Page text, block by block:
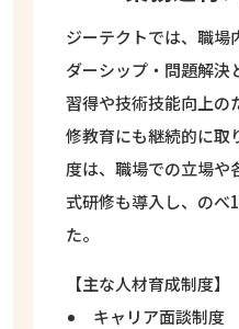
ジーテクトでは、職場
ダーシップ・問題解決
習得や技術技能向上の
修教育にも継続的に取
度は、職場での立場や
式研修も導入し、のべ
た。
【主な人材育成制度】
キャリア面談制度